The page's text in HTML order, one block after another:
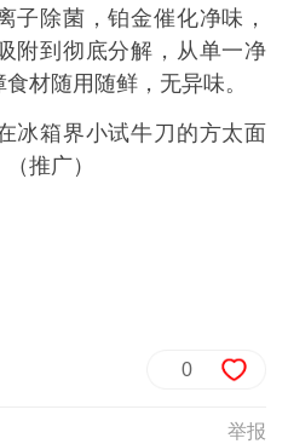
子除菌，铂金催化净味，
附到彻底分解，从单一净
材随用随鲜，无异味。
箱界小试牛刀的方太面
推广）
0
举报